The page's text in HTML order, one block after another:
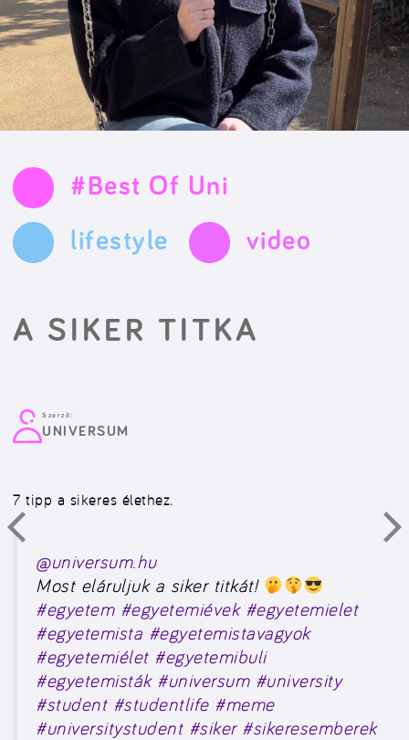
#Best Of Uni
lifestyle
video
A SIKER TITKA
Szerző:
UNIVERSUM
7 tipp a sikeres élethez.
@universum.hu
Most eláruljuk a siker titkát!
#egyetem #egyetemiévek #egyetemielet
#egyetemista #egyetemistavagyok
#egyetemiélet #egyetemibuli
#egyetemisták #universum #university
#student #studentlife #meme
#universitystudent #siker #sikeresemberek